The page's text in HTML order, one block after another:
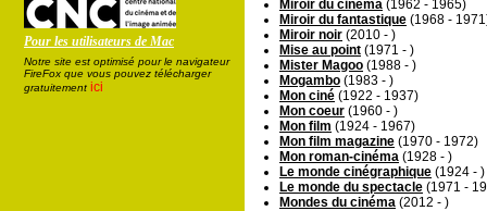
Pour les utilisateurs de Mac
Notre site est optimisé pour le navigateur
FireFox que vous pouvez télécharger
gratuitement ici
Miroir du cinéma (1962 - 1965)
Miroir du fantastique (1968 -
Miroir noir (2010 - )
Mise au point (1971 - )
Mister Magoo (1988 - )
Mogambo (1983 - )
Mon ciné (1922 - 1937)
Mon coeur (1960 - )
Mon film (1924 - 1967)
Mon film magazine (1970 - 1972)
Mon roman-cinéma (1928 - )
Le monde cinégraphique (1924 - )
Le monde du spectacle (1971 -
Mondes du cinéma (2012 - )